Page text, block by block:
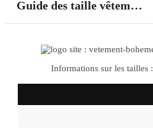
Guide des taille vêtements bohème
Informations sur les tailles :